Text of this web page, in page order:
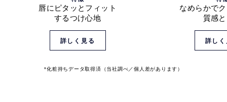
唇にピタッとフィット
するつけ心地
詳しく見る
なめらかで
質感
詳し
*化粧持ちデータ取得済（当社調べ／個人差があります）